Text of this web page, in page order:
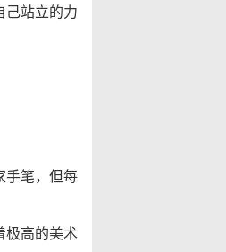
己站立的力
手笔，但每
极高的美术